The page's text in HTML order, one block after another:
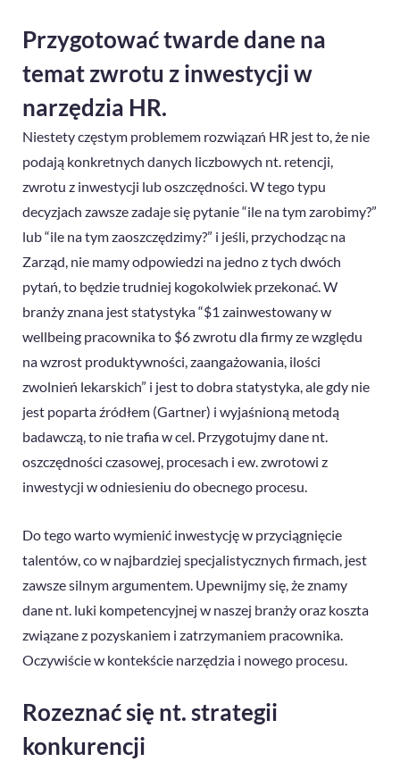
Przygotować twarde dane na
temat zwrotu z inwestycji w
narzędzia HR.
Niestety częstym problemem rozwiązań HR jest to, że nie
podają konkretnych danych liczbowych nt. retencji,
zwrotu z inwestycji lub oszczędności. W tego typu
decyzjach zawsze zadaje się pytanie “ile na tym zarobimy?”
lub “ile na tym zaoszczędzimy?” i jeśli, przychodząc na
Zarząd, nie mamy odpowiedzi na jedno z tych dwóch
pytań, to będzie trudniej kogokolwiek przekonać. W
branży znana jest statystyka “$1 zainwestowany w
wellbeing pracownika to $6 zwrotu dla firmy ze względu
na wzrost produktywności, zaangażowania, ilości
zwolnień lekarskich” i jest to dobra statystyka, ale gdy nie
jest poparta źródłem (Gartner) i wyjaśnioną metodą
badawczą, to nie trafia w cel. Przygotujmy dane nt.
oszczędności czasowej, procesach i ew. zwrotowi z
inwestycji w odniesieniu do obecnego procesu.
Do tego warto wymienić inwestycję w przyciągnięcie
talentów, co w najbardziej specjalistycznych firmach, jest
zawsze silnym argumentem. Upewnijmy się, że znamy
dane nt. luki kompetencyjnej w naszej branży oraz koszta
związane z pozyskaniem i zatrzymaniem pracownika.
Oczywiście w kontekście narzędzia i nowego procesu.
Rozeznać się nt. strategii
konkurencji